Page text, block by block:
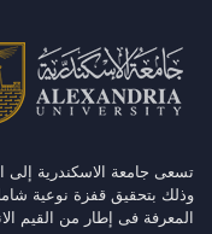
تسعى جامعة الاسكندرية إلى
وذلك بتحقيق قفزة نوعية
المعرفة فى إطار من القيم